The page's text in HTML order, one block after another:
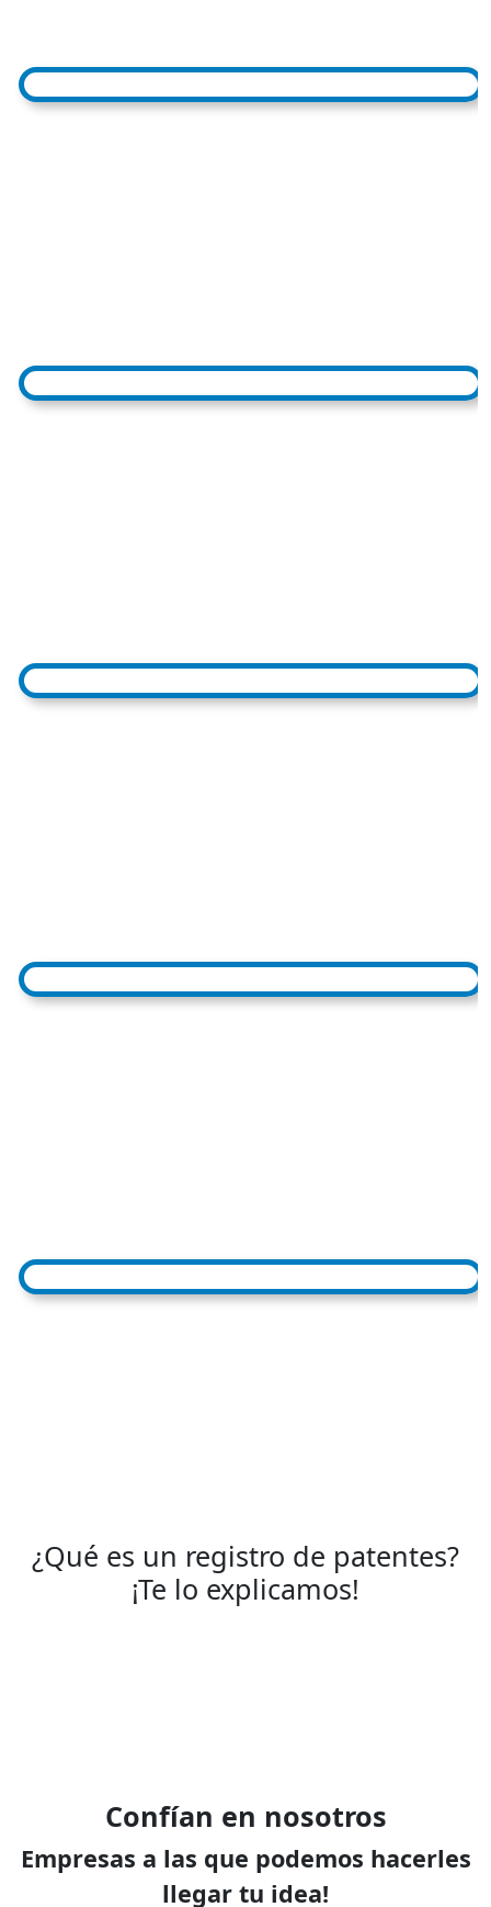
¿Qué es un registro de patentes?
¡Te lo explicamos!
Confían en nosotros
Empresas a las que podemos hacerles
llegar tu idea!